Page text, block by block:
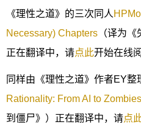
《理性之道》的三次同人
Necessary) Chapters （译为
正在翻译中，请点此开始在线
同样由《理性之道》作者EY整
Rationality: From AI to Zombies
到僵尸》）正在翻译中，请点